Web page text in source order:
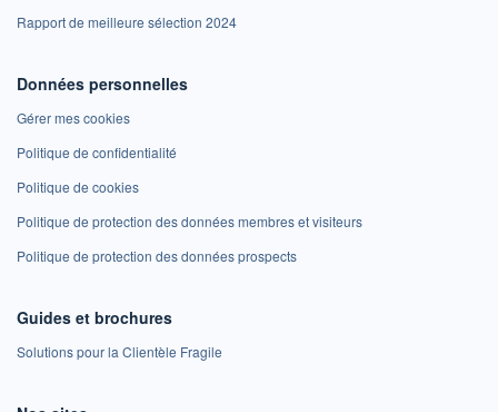
Rapport de meilleure sélection 2024
Données personnelles
Gérer mes cookies
Politique de confidentialité
Politique de cookies
Politique de protection des données membres et visiteurs
Politique de protection des données prospects
Guides et brochures
Solutions pour la Clientèle Fragile